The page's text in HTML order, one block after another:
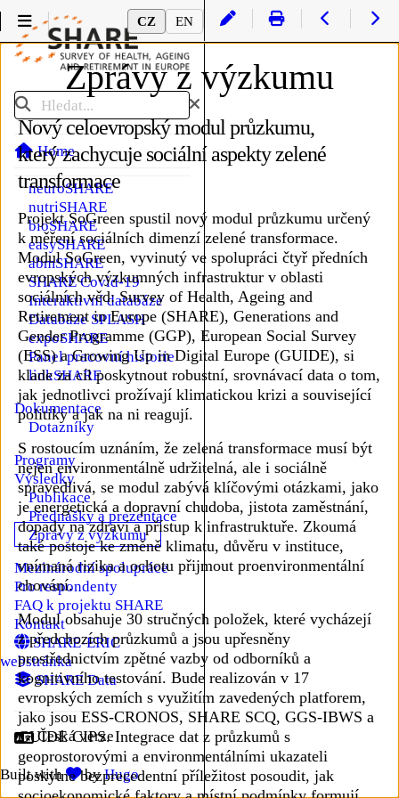
CZ EN
Zprávy z výzkumu
Nový celoevropský modul průzkumu,
který zachycuje sociální aspekty zelené
transformace
Projekt SoGreen spustil nový modul průzkumu určený
k měření sociálních dimenzí zelené transformace.
Modul SoGreen, vyvinutý ve spolupráci čtyř předních
evropských výzkumných infrastruktur v oblasti
sociálních věd: Survey of Health, Ageing and
Retirement in Europe (SHARE), Generations and
Gender Programme (GGP), European Social Survey
(ESS) a Growing Up in Digital Europe (GUIDE), si
klade za cíl poskytnout robustní, srovnávací data o tom,
jak jednotlivci prožívají klimatickou krizi a související
politiky a jak na ni reagují.
S rostoucím uznáním, že zelená transformace musí být
nejen environmentálně udržitelná, ale i sociálně
spravedlivá, se modul zabývá klíčovými otázkami, jako
je energetická a dopravní chudoba, jistota zaměstnání,
dopady na zdraví a přístup k infrastruktuře. Zkoumá
také postoje ke změně klimatu, důvěru v instituce,
vnímaná rizika a ochotu přijmout proenvironmentální
chování.
Modul obsahuje 30 stručných položek, které vycházejí
z předchozích průzkumů a jsou upřesněny
prostřednictvím zpětné vazby od odborníků a
kognitivního testování. Bude realizován v 17
evropských zemích s využitím zavedených platforem,
jako jsou ESS-CRONOS, SHARE SCQ, GGS-IBWS a
GUIDE CIPS. Integrace dat z průzkumů s
geoprostorovými a environmentálními ukazateli
poskytne bezprecedentní příležitost posoudit, jak
Hledat
Home
Novinky
Podmenu Data SHARE
Data SHARE
Přístup k datům
Hlavní panel
SHARELIFE životní
historie
Národní modul
HCAP kognitivní data
geoSHARE
neuroSHARE
nutriSHARE
bioSHARE
easySHARE
abmSHARE
SHARE Covid-19
Interaktivní databáze
Databáze SPLASH
expoSHARE
Panel pracovní historie
linkSHARE
Podmenu Dokumentace
Dokumentace
Dotazníky
Programy
Podmenu Výsledky
Výsledky
Publikace
Přednášky a prezentace
Zprávy z výzkumu
Mezinárodní spolupráce
Pro respondenty
FAQ k projektu SHARE
Kontakt
SHARE-ERIC
webstránka
SHARE Data
Jazyk
Built with byHugo